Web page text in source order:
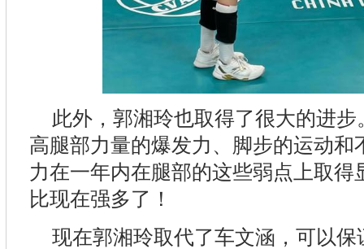
此外，郭湘玲也取得了很大的进
高腿部力量的爆发力、脚步的运动和
力在一年内在腿部的这些弱点上取得
比现在强多了！
现在郭湘玲取代了车文涵，可以